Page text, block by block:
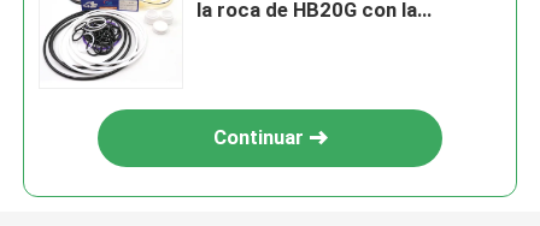
la roca de HB20G con la
Continuar